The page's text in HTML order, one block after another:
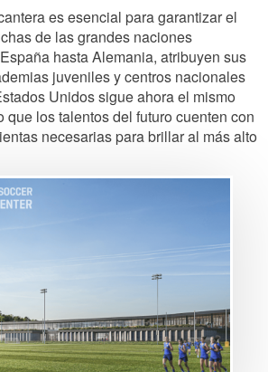
es esencial para garantizar el
de las grandes naciones
hasta Alemania, atribuyen sus
juveniles y centros nacionales
Unidos sigue ahora el mismo
que los talentos del futuro cuenten con
necesarias para brillar al más alto